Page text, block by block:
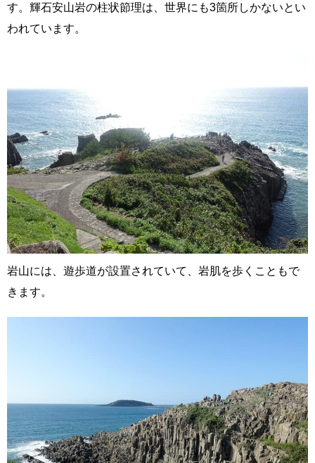
す。輝石安山岩の柱状節理は、世界にも3箇所しかないとい
われています。
岩山には、遊歩道が設置されていて、岩肌を歩くこともで
きます。